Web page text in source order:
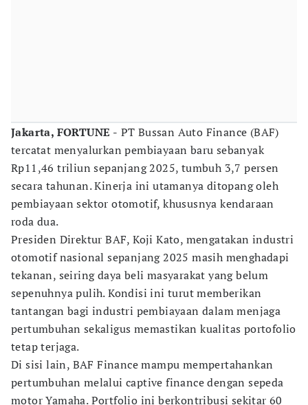
Jakarta, FORTUNE - PT Bussan Auto Finance (BAF)
tercatat menyalurkan pembiayaan baru sebanyak
Rp11,46 triliun sepanjang 2025, tumbuh 3,7 persen
secara tahunan. Kinerja ini utamanya ditopang oleh
pembiayaan sektor otomotif, khususnya kendaraan
roda dua.
Presiden Direktur BAF, Koji Kato, mengatakan industri
otomotif nasional sepanjang 2025 masih menghadapi
tekanan, seiring daya beli masyarakat yang belum
sepenuhnya pulih. Kondisi ini turut memberikan
tantangan bagi industri pembiayaan dalam menjaga
pertumbuhan sekaligus memastikan kualitas portofolio
tetap terjaga.
Di sisi lain, BAF Finance mampu mempertahankan
pertumbuhan melalui captive finance dengan sepeda
motor Yamaha. Portfolio ini berkontribusi sekitar 60